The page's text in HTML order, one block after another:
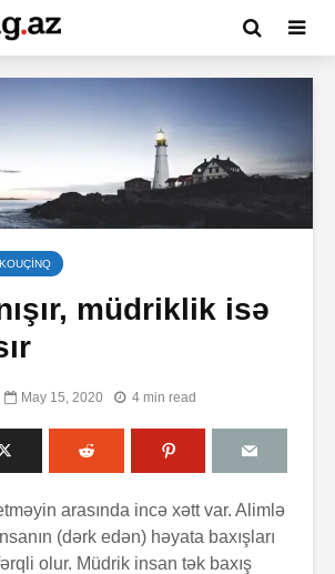
KOUÇİNQ
müdriklik isə
May 15, 2020 4 min read
arasında incə xətt var. Alimlə
(dərk edən) həyata baxışları
olur. Müdrik insan tək baxış